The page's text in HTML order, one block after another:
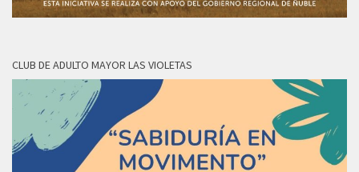
CLUB DE ADULTO MAYOR LAS VIOLETAS